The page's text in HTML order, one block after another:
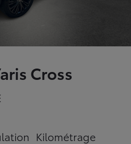
Cross
Kilométrage